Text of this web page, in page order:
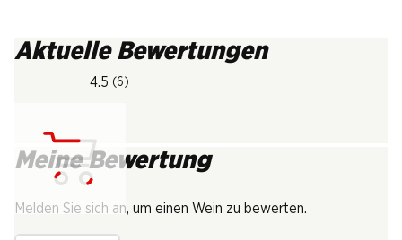
Aktuelle Bewertungen
4.5 (6)
Meine Bewertung
Melden Sie sich an, um einen Wein zu bewerten.